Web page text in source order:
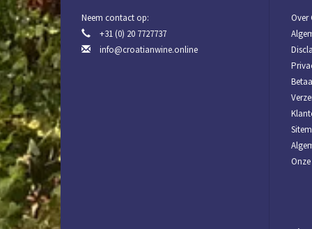
Neem contact op:
+31 (0) 20 7727737
info@croatianwine.online